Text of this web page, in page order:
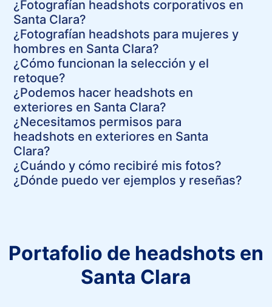
¿Fotografían headshots corporativos en
Santa Clara?
¿Fotografían headshots para mujeres y
hombres en Santa Clara?
¿Cómo funcionan la selección y el
retoque?
¿Podemos hacer headshots en
exteriores en Santa Clara?
¿Necesitamos permisos para
headshots en exteriores en Santa
Clara?
¿Cuándo y cómo recibiré mis fotos?
¿Dónde puedo ver ejemplos y reseñas?
Portafolio de headshots en
Santa Clara